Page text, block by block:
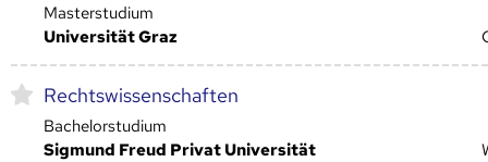
Masterstudium
Universität Graz
Rechtswissenschaften
Bachelorstudium
Sigmund Freud Privat Universität